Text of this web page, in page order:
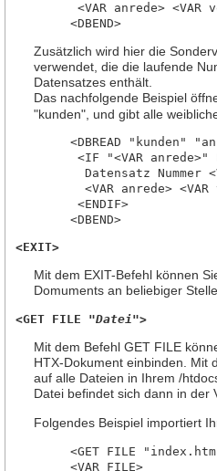
<VAR anrede> <VAR
Zusätzlich wird hier die
verwendet, die die laufende
Datensatzes enthält.
Das nachfolgende Beispiel
"kunden", und gibt alle
<DBREAD "kunden"
<IF "<VAR anrede>"
Datensatz Nummer
<VAR anrede> <VAR
      <ENDIF>
<EXIT>
Mit dem EXIT-Befehl können
Domuments an beliebiger
<GET FILE "Datei">
Mit dem Befehl GET FILE
HTX-Dokument einbinden. Mit
auf alle Dateien in Ihrem /
Datei befindet sich dann in der
Folgendes Beispiel importiert
<GET FILE